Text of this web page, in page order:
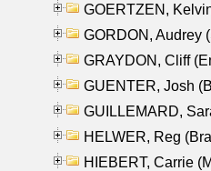
GOERTZEN,
GORDON, Audrey
GRAYDON, Cliff
GUENTER, Josh
GUILLEMARD,
HELWER, Reg
HIEBERT, Carrie